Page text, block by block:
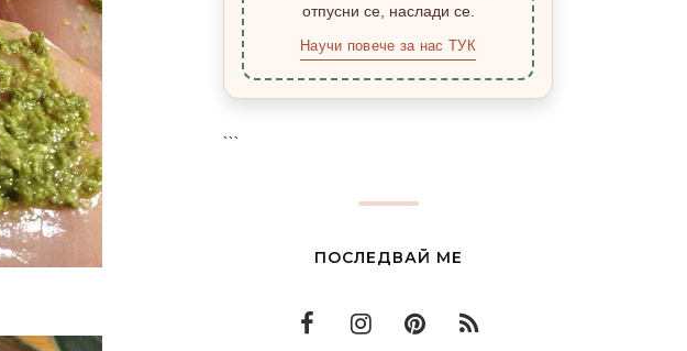
отпусни се, наслади се.
Научи повече за нас ТУК
```
ПОСЛЕДВАЙ МЕ